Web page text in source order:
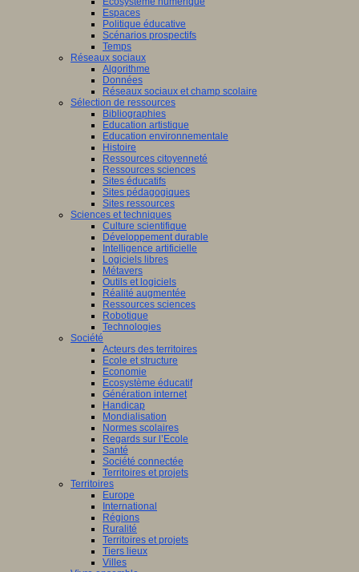
Espaces
Politique éducative
Scénarios prospectifs
Temps
Réseaux sociaux
Algorithme
Données
Réseaux sociaux et champ scolaire
Sélection de ressources
Bibliographies
Education artistique
Education environnementale
Histoire
Ressources citoyenneté
Ressources sciences
Sites éducatifs
Sites pédagogiques
Sites ressources
Sciences et techniques
Culture scientifique
Développement durable
Intelligence artificielle
Logiciels libres
Métavers
Outils et logiciels
Réalité augmentée
Ressources sciences
Robotique
Technologies
Société
Acteurs des territoires
Ecole et structure
Economie
Ecosystème éducatif
Génération internet
Handicap
Mondialisation
Normes scolaires
Regards sur l’Ecole
Santé
Société connectée
Territoires et projets
Territoires
Europe
International
Régions
Ruralité
Territoires et projets
Tiers lieux
Villes